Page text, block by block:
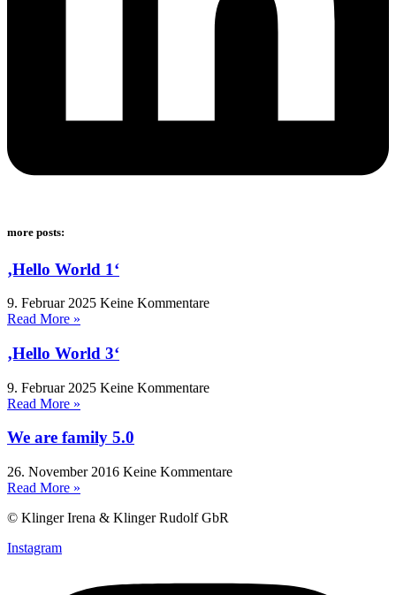
more posts:
‚Hello World 1‘
9. Februar 2025 Keine Kommentare
Read More »
‚Hello World 3‘
9. Februar 2025 Keine Kommentare
Read More »
We are family 5.0
26. November 2016 Keine Kommentare
Read More »
© Klinger Irena & Klinger Rudolf GbR
Instagram